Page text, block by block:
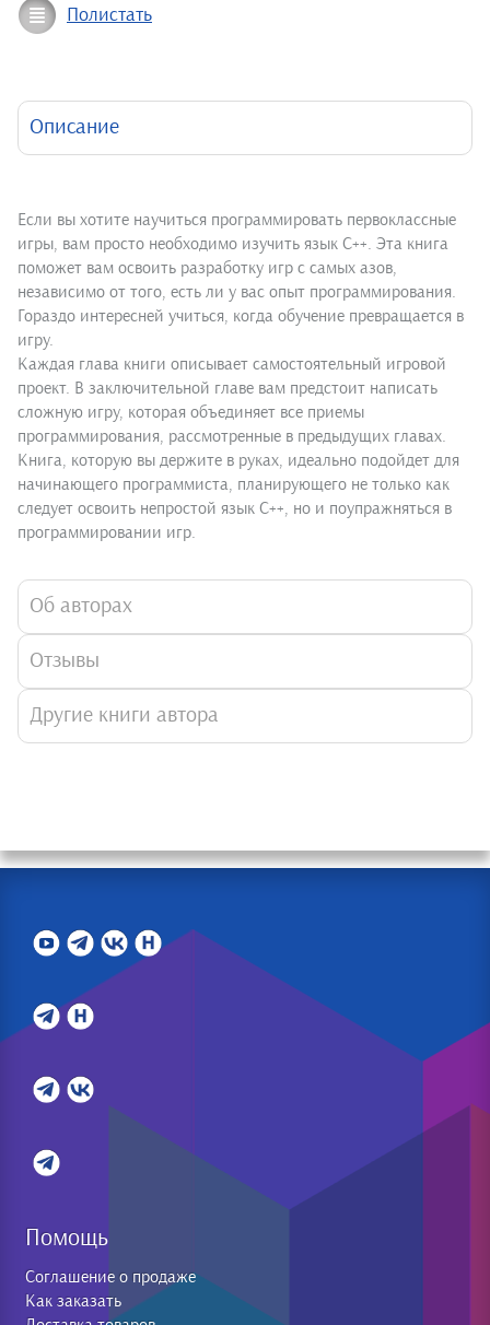
Полистать
Описание
Если вы хотите научиться программировать первоклассные
игры, вам просто необходимо изучить язык С++. Эта книга
поможет вам освоить разработку игр с самых азов,
независимо от того, есть ли у вас опыт программирования.
Гораздо интересней учиться, когда обучение превращается в
игру.
Каждая глава книги описывает самостоятельный игровой
проект. В заключительной главе вам предстоит написать
сложную игру, которая объединяет все приемы
программирования, рассмотренные в предыдущих главах.
Книга, которую вы держите в руках, идеально подойдет для
начинающего программиста, планирующего не только как
следует освоить непростой язык С++, но и поупражняться в
программировании игр.
Об авторах
Отзывы
Другие книги автора
Помощь
Соглашение о продаже
Как заказать